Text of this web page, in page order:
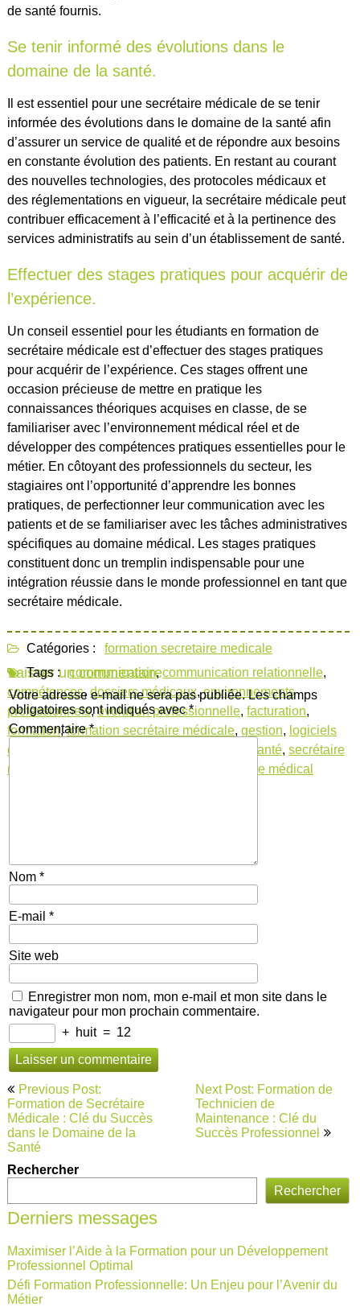
de santé fournis.
Se tenir informé des évolutions dans le
domaine de la santé.
Il est essentiel pour une secrétaire médicale de se tenir
informée des évolutions dans le domaine de la santé afin
d’assurer un service de qualité et de répondre aux besoins
en constante évolution des patients. En restant au courant
des nouvelles technologies, des protocoles médicaux et
des réglementations en vigueur, la secrétaire médicale peut
contribuer efficacement à l’efficacité et à la pertinence des
services administratifs au sein d’un établissement de santé.
Effectuer des stages pratiques pour acquérir de
l’expérience.
Un conseil essentiel pour les étudiants en formation de
secrétaire médicale est d’effectuer des stages pratiques
pour acquérir de l’expérience. Ces stages offrent une
occasion précieuse de mettre en pratique les
connaissances théoriques acquises en classe, de se
familiariser avec l’environnement médical réel et de
développer des compétences pratiques essentielles pour le
métier. En côtoyant des professionnels du secteur, les
stagiaires ont l’opportunité d’apprendre les bonnes
pratiques, de perfectionner leur communication avec les
patients et de se familiariser avec les tâches administratives
spécifiques au domaine médical. Les stages pratiques
constituent donc un tremplin indispensable pour une
intégration réussie dans le monde professionnel en tant que
secrétaire médicale.
Catégories :
formation secretaire medicale
Tags : communication,communication relationnelle,
compétences, dossiers médicaux,environnements
professionnels,évolution professionnelle, facturation,
formation,formation secrétaire médicale, gestion, logiciels
de gestion médicale
santé, secrétaire
médicale
vocabulaire médical
Laisser un commentaire
Votre adresse e-mail ne sera pas publiée. Les champs
obligatoires sont indiqués avec*
Commentaire*
Nom *
E-mail *
Site web
Enregistrer mon nom, mon e-mail et mon site dans le
navigateur pour mon prochain commentaire.
+ huit = 12
Navigation
de
l’article
Previous Post:
Formation de Secrétaire
Médicale : Clé du Succès
dans le Domaine de la
Santé
Next Post: Formation de
Technicien de
Maintenance : Clé du
Succès Professionnel
Rechercher
Rechercher
Derniers messages
Maximiser l’Aide à la Formation pour un Développement
Professionnel Optimal
Défi Formation Professionnelle: Un Enjeu pour l’Avenir du
Métier